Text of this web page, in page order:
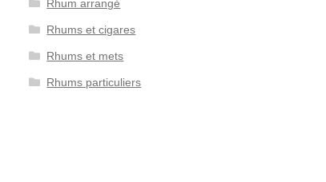
Rhum arrangé
Rhums et cigares
Rhums et mets
Rhums particuliers